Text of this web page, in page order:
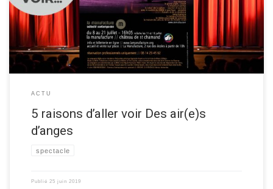
voir Des air(e)s d’anges Raison 1 Un spectacle qui réunit danse hip hop,
cirque et musique électronique. […]
ACTU
5 raisons d’aller voir Des air(e)s
d’anges
spectacle
Publié 25 juin 2019